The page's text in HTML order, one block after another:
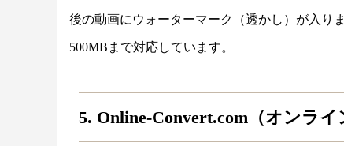
後の動画にウォーターマーク（透かし）が入り
500MBまで対応しています。
5. Online-Convert.com（オンライ